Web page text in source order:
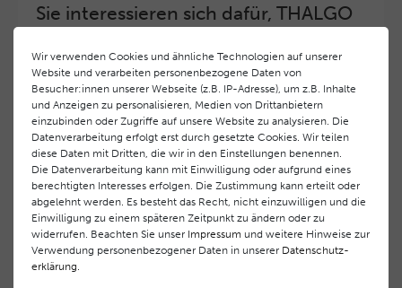
Sie interessieren sich dafür, THALGO
COSMETIC Partner und Depositär zu
werden?
Hohe Servicequalität und ein exzellentes Markenimage
haben bei
THALGO COSMETIC oberste Priorität.
Anspruchsvollen Endverbrauchern möchten wir ein
hohes Qualitätsniveau und gleichzeitig eine
überdurchschnittliche Behandlungs- und Serviceleistung
gewährleisten. Deshalb haben wir ein selektives
Vertriebssystem eingeführt. THALGO COSMETICPartner
werden auf diese Weise wirtschaftlich unterstützt,
während Endverbrauchern eine stets gleichbleibend hohe
Dienstleistungsqualität und ein innovatives Produkt- und
Behandlungsprogramm geboten wird.
Wir verwenden Cookies und ähnliche Technologien auf unserer
Website und verarbeiten personenbezogene Daten von
Besucher:innen unserer Webseite (z.B. IP-Adresse), um z.B. Inhalte
und Anzeigen zu personalisieren, Medien von Drittanbietern
einzubinden oder Zugriffe auf unsere Website zu analysieren. Die
Datenverarbeitung erfolgt erst durch gesetzte Cookies. Wir teilen
diese Daten mit Dritten, die wir in den Einstellungen benennen.
Die Datenverarbeitung kann mit Einwilligung oder aufgrund eines
berechtigten Interesses erfolgen. Die Zustimmung kann erteilt oder
abgelehnt werden. Es besteht das Recht, nicht einzuwilligen und die
Einwilligung zu einem späteren Zeitpunkt zu ändern oder zu
widerrufen. Beachten Sie unser Impressum und weitere Hinweise zur
Verwendung personenbezogener Daten in unserer Daten­schutz­
erklärung.